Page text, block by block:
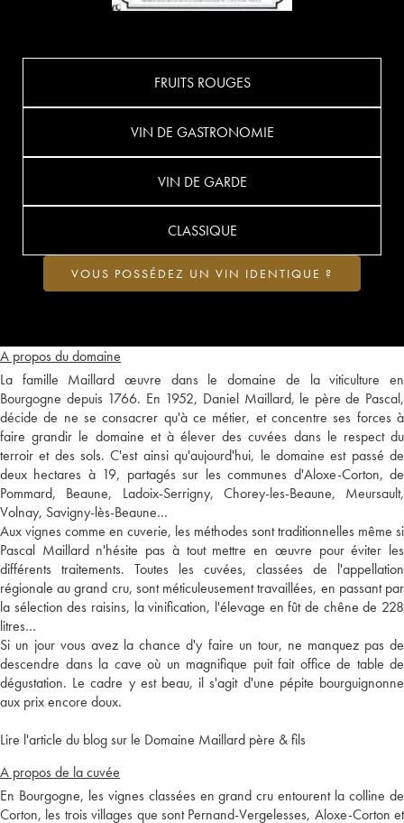
A propos du domaine
La famille Maillard œuvre dans le domaine de la viticulture en
Bourgogne depuis 1766. En 1952, Daniel Maillard, le père de Pascal,
décide de ne se consacrer qu'à ce métier, et concentre ses forces à
faire grandir le domaine et à élever des cuvées dans le respect du
terroir et des sols. C'est ainsi qu'aujourd'hui, le domaine est passé de
deux hectares à 19, partagés sur les communes d'Aloxe-Corton, de
Pommard, Beaune, Ladoix-Serrigny, Chorey-les-Beaune, Meursault,
Volnay, Savigny-lès-Beaune…
Aux vignes comme en cuverie, les méthodes sont traditionnelles même si
Pascal Maillard n'hésite pas à tout mettre en œuvre pour éviter les
différents traitements. Toutes les cuvées, classées de l'appellation
régionale au grand cru, sont méticuleusement travaillées, en passant par
la sélection des raisins, la vinification, l'élevage en fût de chêne de 228
litres…
Si un jour vous avez la chance d'y faire un tour, ne manquez pas de
descendre dans la cave où un magnifique puit fait office de table de
dégustation. Le cadre y est beau, il s'agit d'une pépite bourguignonne
aux prix encore doux.
Lire l'article du blog sur le Domaine Maillard père & fils
A propos de la cuvée
En Bourgogne, les vignes classées en grand cru entourent la colline de
Corton, les trois villages que sont Pernand-Vergelesses, Aloxe-Corton et
FRUITS ROUGES
VIN DE GASTRONOMIE
VIN DE GARDE
CLASSIQUE
VOUS POSSÉDEZ UN VIN IDENTIQUE ?